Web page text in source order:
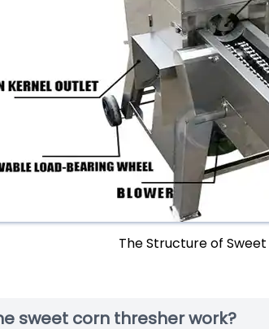
The Structure of
sweet corn thresher work?